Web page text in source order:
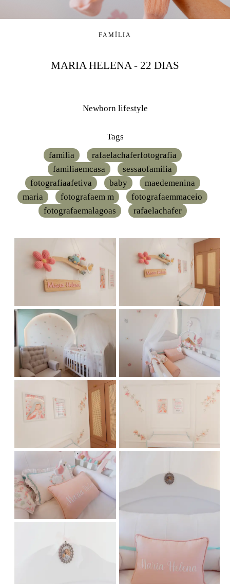
FAMÍLIA
MARIA HELENA - 22 DIAS
Newborn lifestyle
Tags
familia
rafaelachaferfotografia
familiaemcasa
sessaofamilia
fotografiaafetiva
baby
maedemenina
maria
fotografaem m
fotografaemmaceio
fotografaemalagoas
rafaelachafer